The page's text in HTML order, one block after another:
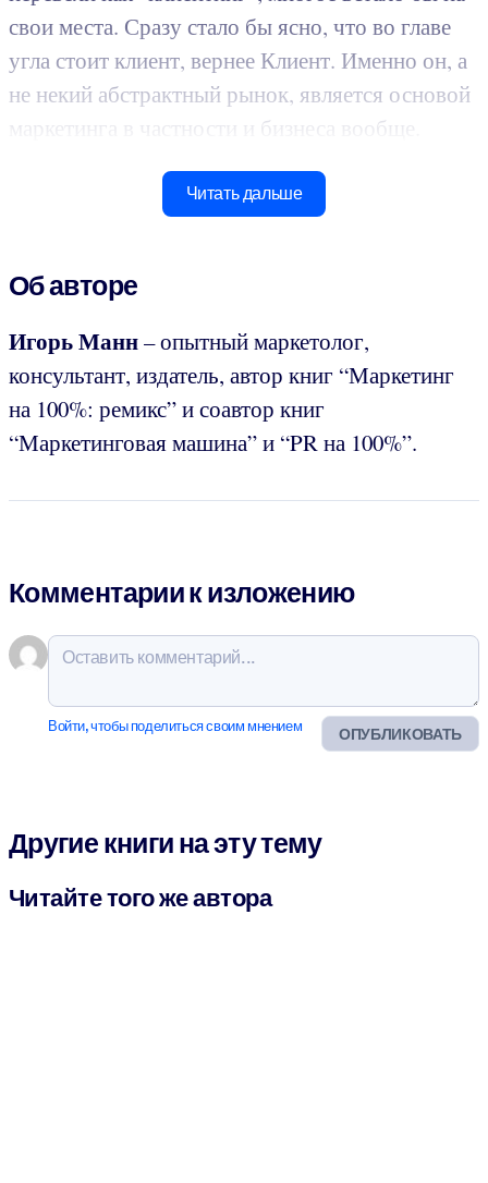
свои места. Сразу стало бы ясно, что во главе
угла стоит клиент, вернее Клиент. Именно он, а
не некий абстрактный рынок, является основой
маркетинга в частности и бизнеса вообще.
Читать дальше
Об авторе
Игорь Манн– опытный маркетолог,
консультант, издатель, автор книг “Маркетинг
на 100%: ремикс” и соавтор книг
“Маркетинговая машина” и “PR на 100%”.
Комментарии к изложению
ОПУБЛИКОВАТЬ
Войти, чтобы поделиться своим мнением
Другие книги на эту тему
Читайте того же автора